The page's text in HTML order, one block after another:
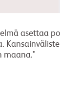
asettaa
maana."